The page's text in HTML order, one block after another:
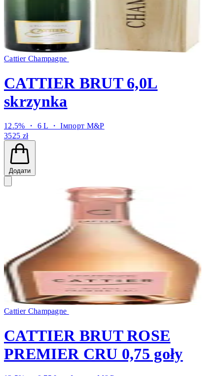
Cattier Champagne
CATTIER BRUT 6,0L
skrzynka
12.5% ・ 6 L ・Імпорт M&P
3525 zł
Додати
Cattier Champagne
CATTIER BRUT ROSE
PREMIER CRU 0,75 goły